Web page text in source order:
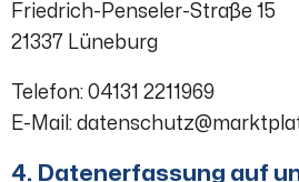
Friedrich-Penseler-Straße 15
21337 Lüneburg
Telefon: 04131 2211969
E-Mail:
4. Datenerfassung auf